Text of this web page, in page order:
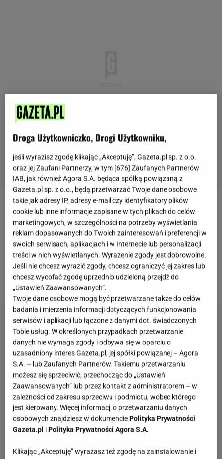
Utrzymanie formy jest bardzo ważne zarówno dla
Jennifer Lopez,jak iAlexa Rodrigueza. Para uwielbia
wspólnetreningi- wzajemna motywacja i lekka
rywalizacja dodaje im skrzydeł. Alex udostępnił na
Instagramie nagranie ze wspólnych ćwiczeń pary
oraz córek Rodrigueza.
Droga Użytkowniczko, Drogi Użytkowniku,
jeśli wyrazisz zgodę klikając „Akceptuję”, Gazeta.pl sp. z o.o.
oraz jej Zaufani Partnerzy, w tym [676] Zaufanych Partnerów
IAB, jak również Agora S.A. będąca spółką powiązaną z
Gazeta.pl sp. z o.o., będą przetwarzać Twoje dane osobowe
takie jak adresy IP, adresy e-mail czy identyfikatory plików
cookie lub inne informacje zapisane w tych plikach do celów
marketingowych, w szczególności na potrzeby wyświetlania
reklam dopasowanych do Twoich zainteresowań i preferencji w
swoich serwisach, aplikacjach i w Internecie lub personalizacji
treści w nich wyświetlanych. Wyrażenie zgody jest dobrowolne.
Jeśli nie chcesz wyrazić zgody, chcesz ograniczyć jej zakres lub
chcesz wycofać zgodę uprzednio udzieloną przejdź do
„Ustawień Zaawansowanych”.
Twoje dane osobowe mogą być przetwarzane także do celów
badania i mierzenia informacji dotyczących funkcjonowania
serwisów i aplikacji lub łączone z danymi dot. świadczonych
Tobie usług. W określonych przypadkach przetwarzanie
danych nie wymaga zgody i odbywa się w oparciu o
uzasadniony interes Gazeta.pl, jej spółki powiązanej – Agora
S.A. – lub Zaufanych Partnerów. Takiemu przetwarzaniu
możesz się sprzeciwić, przechodząc do „Ustawień
Zaawansowanych” lub przez kontakt z administratorem – w
zależności od zakresu sprzeciwu i podmiotu, wobec którego
jest kierowany. Więcej informacji o przetwarzaniu danych
osobowych znajdziesz w dokumenciePolityka Prywatności
Gazeta.pl iPolityka Prywatności Agora S.A.
Klikając „Akceptuję” wyrażasz też zgodę na zainstalowanie i